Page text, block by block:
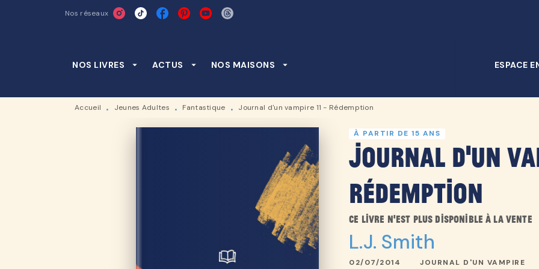
RECHERCHE CONTENU
Nos réseaux
NOS LIVRES arrow_drop_down ACTUS arrow_drop_down NOS MAISONS arrow_drop_down ESPACE
Accueil • Jeunes Adultes • Fantastique • Journal d'un vampire 11 - Rédemption
À PARTIR DE 15 ANS
Journal d'un
Rédemption
Ce livre n'est plus disponible à la vente
L.J. Smith
02/07/2014 JOURNAL D'UN VAMPIRE